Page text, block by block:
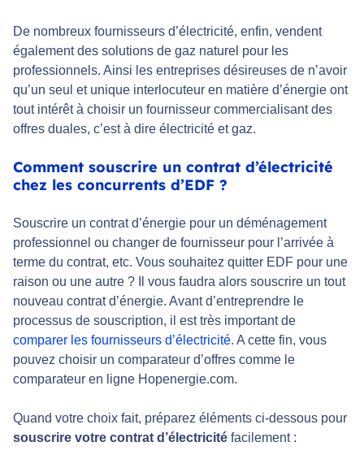
De nombreux fournisseurs d’électricité, enfin, vendent
également des solutions de gaz naturel pour les
professionnels. Ainsi les entreprises désireuses de n’avoir
qu’un seul et unique interlocuteur en matière d’énergie ont
tout intérêt à choisir un fournisseur commercialisant des
offres duales, c’est à dire électricité et gaz.
Comment souscrire un contrat d’électricité
chez les concurrents d’EDF ?
Souscrire un contrat d’énergie pour un déménagement
professionnel ou changer de fournisseur pour l’arrivée à
terme du contrat, etc. Vous souhaitez quitter EDF pour une
raison ou une autre ? Il vous faudra alors souscrire un tout
nouveau contrat d’énergie. Avant d’entreprendre le
processus de souscription, il est très important de
comparer les fournisseurs d’électricité. A cette fin, vous
pouvez choisir un comparateur d’offres comme le
comparateur en ligne Hopenergie.com.
Quand votre choix fait, préparez éléments ci-dessous pour
souscrire votre contrat d’électricité facilement :